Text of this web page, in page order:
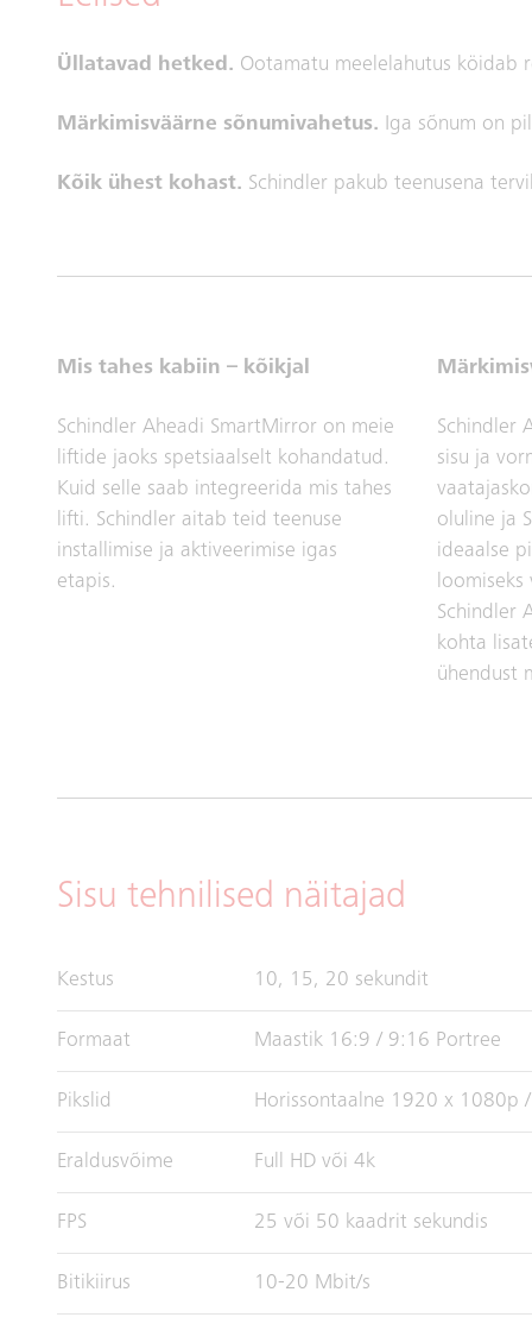
Üllatavad hetked. Ootamatu meelelahutus köidab
Märkimisväärne sõnumivahetus. Iga sõnum on
Kõik ühest kohast. Schindler pakub teenusena
Mis tahes kabiin – kõikjal
Schindler Aheadi SmartMirror on meie
liftide jaoks spetsiaalselt kohandatud.
Kuid selle saab integreerida mis tahes
lifti. Schindler aitab teid teenuse
installimise ja aktiveerimise igas
etapis.
Schindler
sisu ja
oluline ja
ideaalse
loomiseks
Schindler
kohta
ühendust
Sisu tehnilised näitajad
Kestus 10, 15, 20 sekundit
Formaat Maastik 16:9 / 9:16 Portree
Pikslid Horissontaalne 1920 x 1080p
Eraldusvõime Full HD või 4k
FPS 25 või 50 kaadrit sekundis
Bitikiirus 10-20 Mbit/s